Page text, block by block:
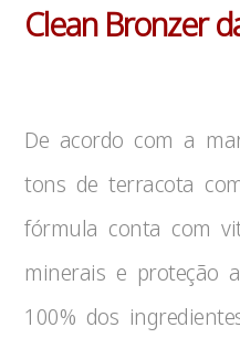
Clean Bronzer
De acordo com a
tons de terracota
fórmula conta com
minerais e proteção
100% dos